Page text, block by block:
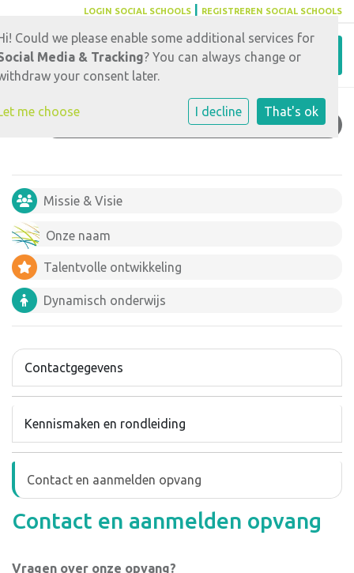
LOGIN SOCIAL SCHOOLS REGISTREREN SOCIAL SCHOOLS
CONTACT EN AANMELDEN OPVANG
Missie & Visie
Onze naam
Talentvolle ontwikkeling
Dynamisch onderwijs
Contactgegevens
Kennismaken en rondleiding
Contact en aanmelden opvang
Contact en aanmelden opvang
Vragen over onze opvang?
Could we please enable some additional services for
Media & Tracking? You can always change or
your consent later.
me choose I decline That's ok